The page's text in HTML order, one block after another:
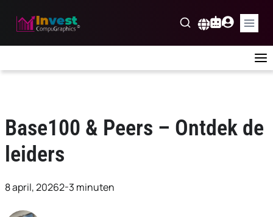
Base100 & Peers – Ontdek de
leiders
8 april, 20262-3 minuten